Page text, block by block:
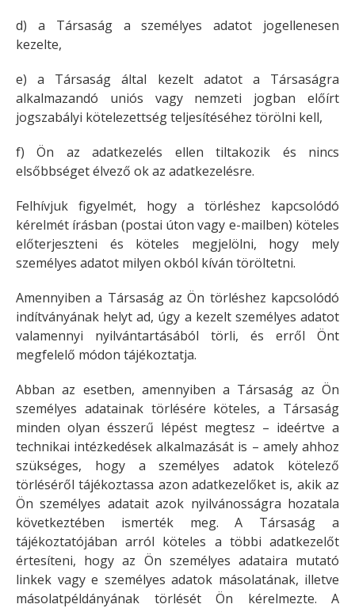
d) a Társaság a személyes adatot jogellenesen
kezelte,
e) a Társaság által kezelt adatot a Társaságra
alkalmazandó uniós vagy nemzeti jogban előírt
jogszabályi kötelezettség teljesítéséhez törölni kell,
f) Ön az adatkezelés ellen tiltakozik és nincs
elsőbbséget élvező ok az adatkezelésre.
Felhívjuk figyelmét, hogy a törléshez kapcsolódó
kérelmét írásban (postai úton vagy e-mailben) köteles
előterjeszteni és köteles megjelölni, hogy mely
személyes adatot milyen okból kíván töröltetni.
Amennyiben a Társaság az Ön törléshez kapcsolódó
indítványának helyt ad, úgy a kezelt személyes adatot
valamennyi nyilvántartásából törli, és erről Önt
megfelelő módon tájékoztatja.
Abban az esetben, amennyiben a Társaság az Ön
személyes adatainak törlésére köteles, a Társaság
minden olyan ésszerű lépést megtesz – ideértve a
technikai intézkedések alkalmazását is – amely ahhoz
szükséges, hogy a személyes adatok kötelező
törléséről tájékoztassa azon adatkezelőket is, akik az
Ön személyes adatait azok nyilvánosságra hozatala
következtében ismerték meg. A Társaság a
tájékoztatójában arról köteles a többi adatkezelőt
értesíteni, hogy az Ön személyes adataira mutató
linkek vagy e személyes adatok másolatának, illetve
másolatpéldányának törlését Ön kérelmezte. A